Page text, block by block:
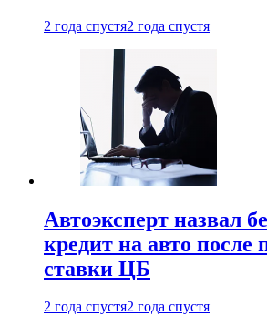
2 года спустя2 года спустя
Автоэксперт назвал
кредит на авто
ставки ЦБ
2 года спустя2 года спустя